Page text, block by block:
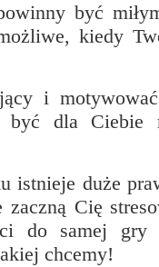
być
kiedy
i
być dla
istnieje duże
Cię
do samej
chcemy!